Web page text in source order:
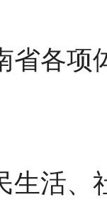
省各项
生活、